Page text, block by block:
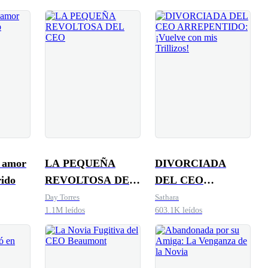
amor
LA PEQUEÑA
REVOLTOSA DEL
CEO
Day Torres
1.1M leídos
DIVORCIADA
DEL CEO
ARREPENTIDO:
¡Vuelve con mis
Trillizos!
Sathara
603.1K leídos